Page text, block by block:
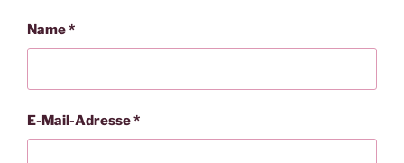
Name*
E-Mail-Adresse*